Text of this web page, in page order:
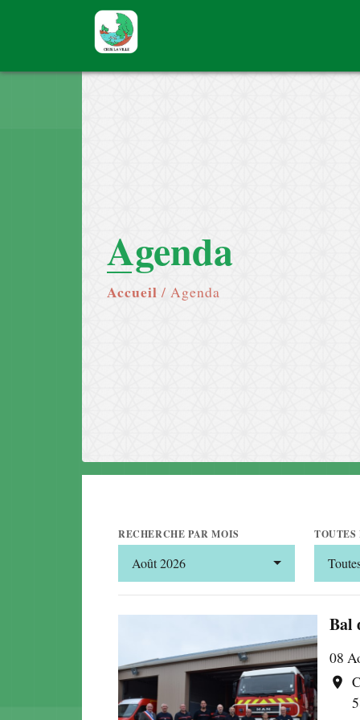
Agenda
Accueil / Agenda
RECHERCHE PAR MOIS
Août 2026
TOUTES
Bal
08
location_on